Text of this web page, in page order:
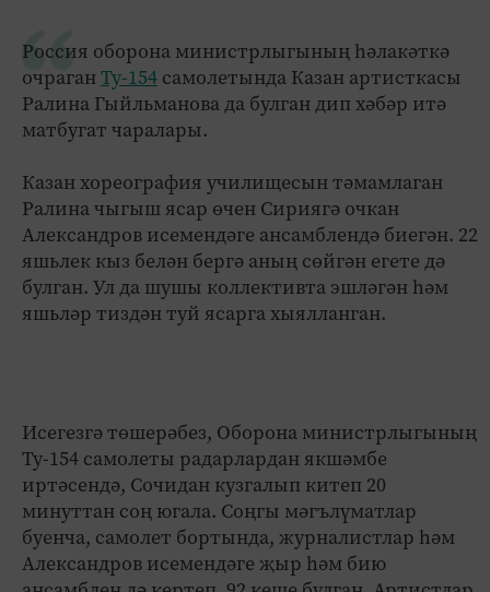
Россия оборона министрлыгының һәлакәткә
очраганТу-154 самолетында Казан артисткасы
Ралина Гыйльманова да булган дип хәбәр итә
матбугат чаралары.
Казан хореография училищесын тәмамлаган
Ралина чыгыш ясар өчен Сириягә очкан
Александров исемендәге ансамблендә биегән. 22
яшьлек кыз белән бергә аның сөйгән егете дә
булган. Ул да шушы коллективта эшләгән һәм
яшьләр тиздән туй ясарга хыялланган.
Исегезгә төшерәбез, Оборона министрлыгының
Ту-154 самолеты радарлардан якшәмбе
иртәсендә, Сочидан кузгалып китеп 20
минуттан соң югала. Соңгы мәгълүматлар
буенча, самолет бортында, журналистлар һәм
Александров исемендәге җыр һәм бию